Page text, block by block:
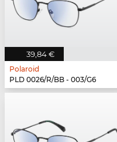
39,84 €
Polaroid
PLD 0026/R/BB - 003/G6